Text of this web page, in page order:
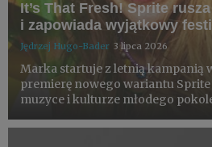
It’s That Fresh! Sprite
i zapowiada wyjątkowy
Jędrzej Hugo-Bader 3 lipca 2026
Marka startuje z letnią kampanią
premierę nowego wariantu Sprite
muzyce i kulturze młodego
współprace z artystami i